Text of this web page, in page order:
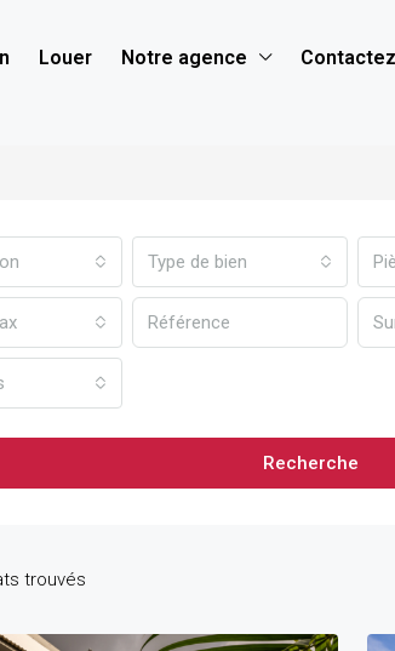
Louer Notre agence
Type de bien
Recherche
trouvés